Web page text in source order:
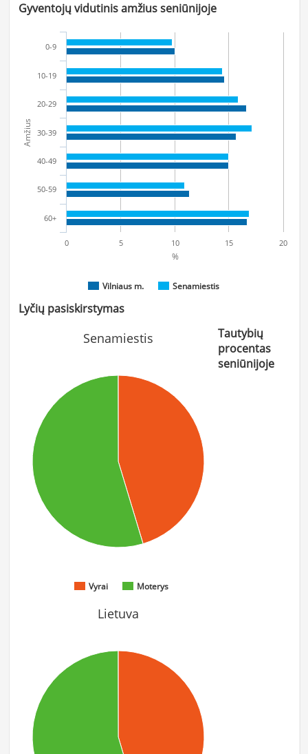
Gyventojų vidutinis amžius seniūnijoje
Amžius
%
Vilniaus m. Senamiestis
0-9
10-19
20-29
30-39
40-49
50-59
60+
0 5 10 15 20
Lyčių pasiskirstymas
Senamiestis
Vyrai Moterys
Lietuva
Tautybių
procentas
seniūnijoje